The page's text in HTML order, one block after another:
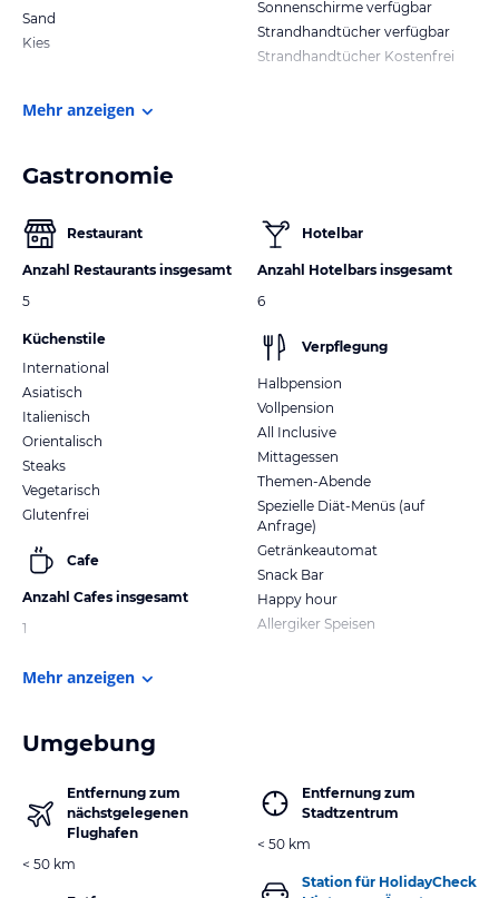
Sand
Kies
Sonnenschirme verfügbar
Strandhandtücher verfügbar
Strandhandtücher Kostenfrei
Mehr anzeigen
Gastronomie
Restaurant
Anzahl Restaurants insgesamt
5
Küchenstile
International
Asiatisch
Italienisch
Orientalisch
Steaks
Vegetarisch
Glutenfrei
Cafe
Anzahl Cafes insgesamt
1
Hotelbar
Anzahl Hotelbars insgesamt
6
Verpflegung
Halbpension
Vollpension
All Inclusive
Mittagessen
Themen-Abende
Spezielle Diät-Menüs (auf
Anfrage)
Getränkeautomat
Snack Bar
Happy hour
Allergiker Speisen
Mehr anzeigen
Umgebung
Entfernung zum
nächstgelegenen
Flughafen
< 50 km
Entfernung zum
Stadtzentrum
< 50 km
Station für HolidayCheck